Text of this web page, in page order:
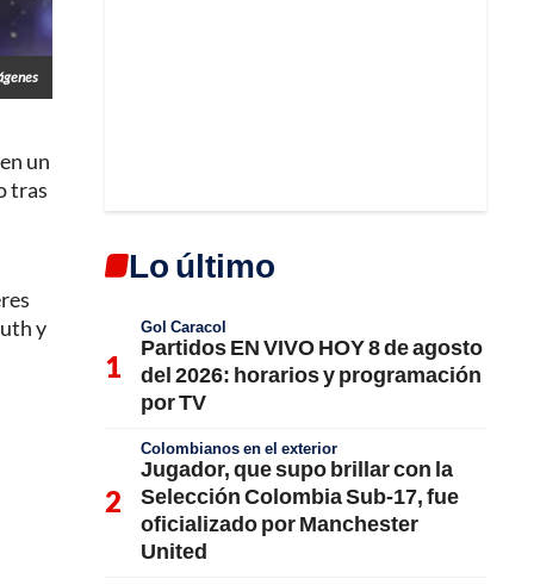
en un
tras
y
Lo último
Gol Caracol
Partidos EN VIVO HOY 8 de agosto
del 2026: horarios y programación
por TV
Colombianos en el exterior
Jugador, que supo brillar con la
Selección Colombia Sub-17, fue
oficializado por Manchester
United